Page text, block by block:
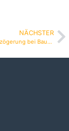
NÄCHSTER
Zum Thema Verzögerung bei Bauanträgen / Bauvoranfragen erklärt Peter Vermeulen